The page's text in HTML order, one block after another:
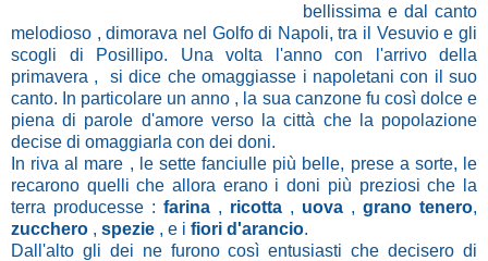
bellissima e dal canto
melodioso , dimorava nel Golfo di Napoli, tra il Vesuvio e gli
scogli di Posillipo. Una volta l'anno con l'arrivo della
primavera , si dice che omaggiasse i napoletani con il suo
canto. In particolare un anno , la sua canzone fu così dolce e
piena di parole d'amore verso la città che la popolazione
decise di omaggiarla con dei doni.
In riva al mare , le sette fanciulle più belle, prese a sorte, le
recarono quelli che allora erano i doni più preziosi che la
terra producesse : farina , ricotta , uova , grano tenero,
zucchero , spezie , e i fiori d'arancio.
Dall'alto gli dei ne furono così entusiasti che decisero di